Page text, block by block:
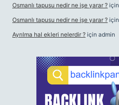
Osmanlı tapusu nedir ne işe yarar ? için
Osmanlı tapusu nedir ne işe yarar ? için
Ayrılma hal ekleri nelerdir ? için admin